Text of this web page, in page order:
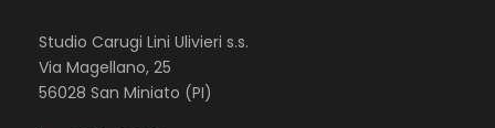
Studio Carugi Lini Ulivieri s.s.
Via Magellano, 25
56028 San Miniato (PI)